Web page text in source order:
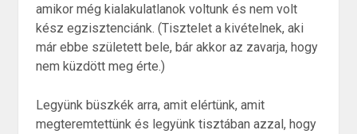
amikor még kialakulatlanok voltunk és nem volt
kész egzisztenciánk. (Tisztelet a kivételnek, aki
már ebbe született bele, bár akkor az zavarja, hogy
nem küzdött meg érte.)
Legyünk büszkék arra, amit elértünk, amit
megteremtettünk és legyünk tisztában azzal, hogy